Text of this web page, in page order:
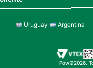
Uruguay Argentina
Pow©2026.